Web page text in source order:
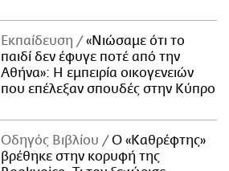
Εκπαίδευση
«Νιώσαμε ότι το
παιδί δεν έφυγε ποτέ από την
Αθήνα»: Η εμπειρία οικογενειών
που επέλεξαν σπουδές στην Κύπρο
Οδηγός Βιβλίου
Ο «Καθρέφτης»
βρέθηκε στην κορυφή της